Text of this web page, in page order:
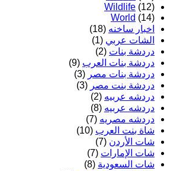
Wildlife (12)
World (14)
اخبار ساخنه (18)
الشات عربي (1)
دردشة بنات (2)
دردشة بنات العرب (9)
دردشة بنات مصر (3)
دردشة بنت مصر (3)
دردشه عربيه (2)
دردشه عربيه (8)
دردشه مصريه (7)
شاة بنت العرب (10)
شات الأردن (7)
شات الإمارات (7)
شات السعودية (8)